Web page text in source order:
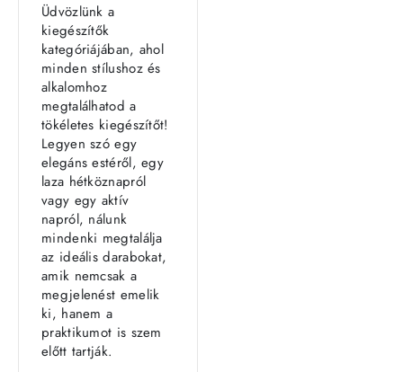
Üdvözlünk a
kiegészítők
kategóriájában, ahol
minden stílushoz és
alkalomhoz
megtalálhatod a
tökéletes kiegészítőt!
Legyen szó egy
elegáns estéről, egy
laza hétköznapról
vagy egy aktív
napról, nálunk
mindenki megtalálja
az ideális darabokat,
amik nemcsak a
megjelenést emelik
ki, hanem a
praktikumot is szem
előtt tartják.